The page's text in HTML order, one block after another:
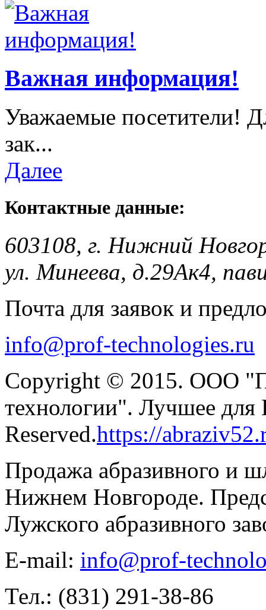
Важная информация!
Уважаемые посетители!
зак...
Далее
Контактные данные:
603108, г. Нижний
ул. Минеева, д.29Ак4,
Почта для заявок и
info@prof-technologies.ru
Copyright © 2015. ООО
технологии". Лучшее
Reserved.https://
Продажа абразивного и
Нижнем Новгороде.
Лужского абразивного
E-mail: info@prof-
Тел.: (831) 291-38-86